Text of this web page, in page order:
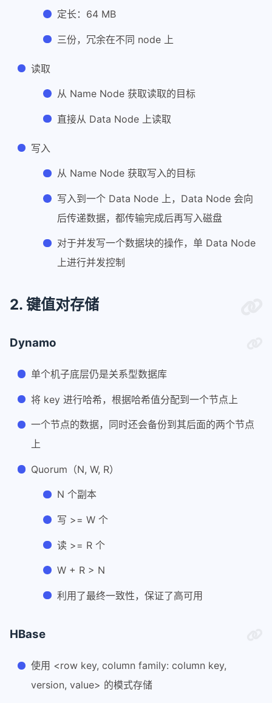
定长：64 MB
三份，冗余在不同 node 上
读取
从 Name Node 获取读取的目标
直接从 Data Node 上读取
写入
从 Name Node 获取写入的目标
写入到一个 Data Node 上，Data Node 会向
后传递数据，都传输完成后再写入磁盘
对于并发写一个数据块的操作，单 Data Node
上进行并发控制
2. 键值对存储
Dynamo
单个机子底层仍是关系型数据库
将 key 进行哈希，根据哈希值分配到一个节点上
一个节点的数据，同时还会备份到其后面的两个节点
上
Quorum（N, W, R）
N 个副本
写 >= W 个
读 >= R 个
W + R > N
利用了最终一致性，保证了高可用
HBase
使用 <row key, column family: column key,
version, value> 的模式存储